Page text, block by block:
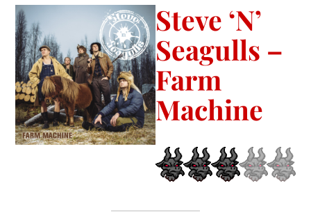
Steve ‘N’
Seagulls –
Farm
Machine